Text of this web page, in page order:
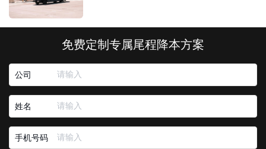
免费定制专属尾程降本方案
公司
姓名
手机号码